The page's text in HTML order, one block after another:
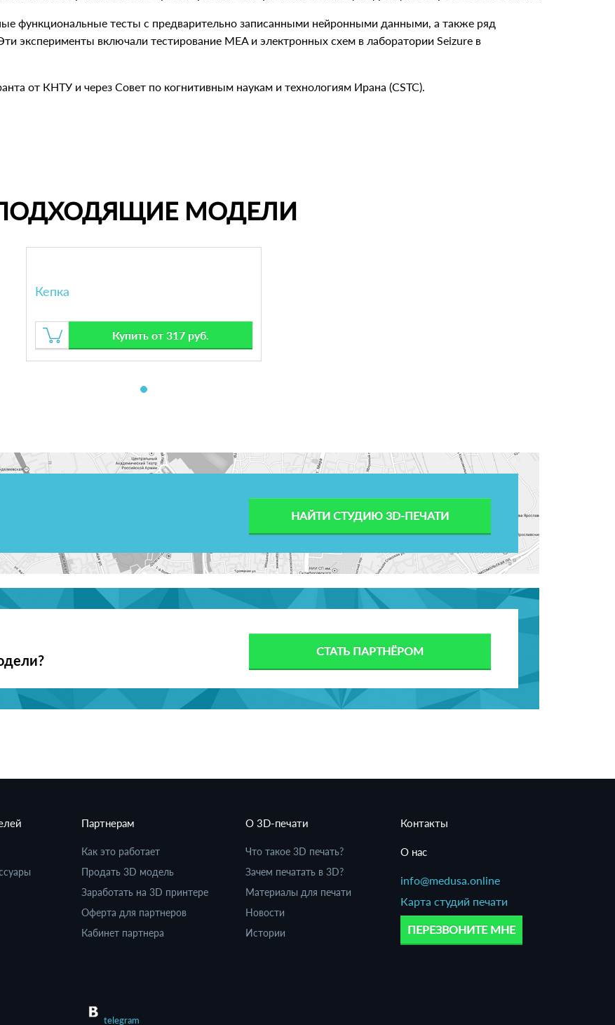
функциональные тесты с предварительно записанными нейронными данными, а также ряд
эксперименты включали тестирование MEA и электронных схем в лаборатории Seizure в
от КНТУ и через Совет по когнитивным наукам и технологиям Ирана (CSTC).
МОДЕЛИ
Кепка
Купить от 317 руб.
НАЙТИ СТУДИЮ 3D-ПЕЧАТИ
СТАТЬ ПАРТНЁРОМ
Партнерам
Как это работает
Продать 3D модель
Заработать на 3D принтере
Оферта для партнеров
Кабинет партнера
О 3D-печати
Что такое 3D печать?
Зачем печатать в 3D?
Материалы для печати
Новости
Истории
Контакты
О нас
info@medusa.online
Карта студий печати
ПЕРЕЗВОНИТЕ МНЕ
telegram